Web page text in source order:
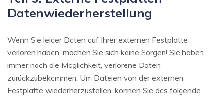
Datenwiederherstellung
Wenn Sie leider Daten auf Ihrer externen Festplatte
verloren haben, machen Sie sich keine Sorgen! Sie haben
immer noch die Möglichkeit, verlorene Daten
zurückzubekommen. Um Dateien von der externen
Festplatte wiederherzustellen, können Sie das folgende